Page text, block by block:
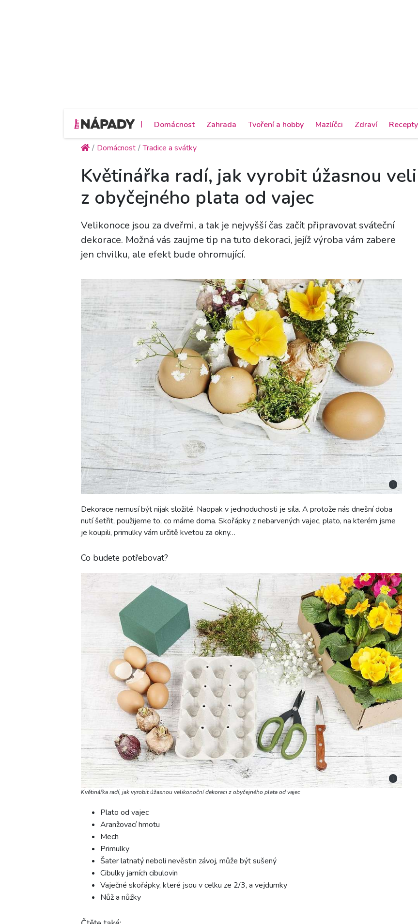
| Domácnost Zahrada Tvoření a hobby Mazlíčci Zdraví Recepty
Domácnost Tradice a svátky
Květinářka radí, jak vyrobit úžasnou
z obyčejného plata od vajec
Velikonoce jsou za dveřmi, a tak je nejvyšší čas začít připravovat sváteční
dekorace. Možná vás zaujme tip na tuto dekoraci, jejíž výroba vám zabere
jen chvilku, ale efekt bude ohromující.
i
Dekorace nemusí být nijak složité. Naopak v jednoduchosti je síla. A protože nás dnešní doba
nutí šetřit, použijeme to, co máme doma. Skořápky z nebarvených vajec, plato, na kterém jsme
je koupili, primulky vám určitě kvetou za okny…
Co budete potřebovat?
i
Květinářka radí, jak vyrobit úžasnou velikonoční dekoraci z obyčejného plata od vajec
Plato od vajec
Aranžovací hmotu
Mech
Primulky
Šater latnatý neboli nevěstin závoj, může být sušený
Cibulky jarních cibulovin
Vaječné skořápky, které jsou v celku ze 2/3, a vejdumky
Nůž a nůžky